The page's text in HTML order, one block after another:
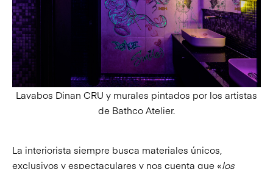
Lavabos Dinan CRU y murales pintados por los artistas
de Bathco Atelier.
La interiorista siempre busca materiales únicos,
exclusivos y espectaculares y nos cuenta que «los